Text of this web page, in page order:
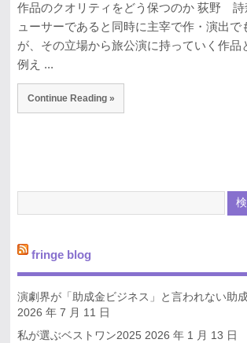
作品のクオリティをどう保つのか 荻野 詩
ューサーであると同時に主宰で作・演出で
が、その立場から旅公演に持っていく作品
例え ...
Continue Reading »
fringe blog
演劇界が「助成金ビジネス」と言われない助
2026 年 7 月 11 日
私が選ぶベストワン2025 2026 年 1 月 13 日